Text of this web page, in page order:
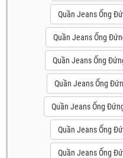
Quần Jeans Ống
Quần Jeans Ống
Quần Jeans Ống
Quần Jeans Ống
Quần Jeans Ống
Quần Jeans Ống
Quần Jeans Ống